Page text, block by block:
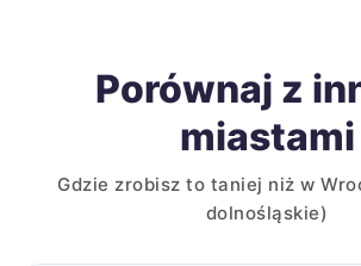
Porównaj z
miastami
Gdzie zrobisz to taniej niż w
dolnośląskie)